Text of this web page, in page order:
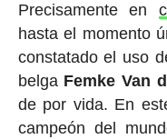
Precisamente en
hasta el momento
constatado el uso
belga Femke Van
de por vida. En
campeón del